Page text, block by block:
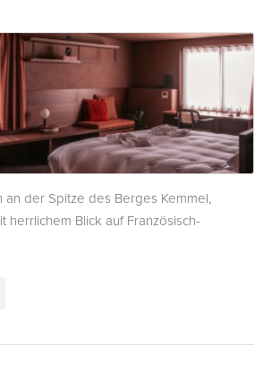
an der Spitze des Berges Kemmel,
herrlichem Blick auf Französisch-